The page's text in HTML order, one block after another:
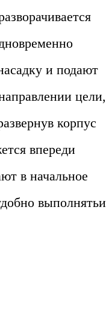
и подают
цели,
корпус
впереди
в начальное
выполнятьи